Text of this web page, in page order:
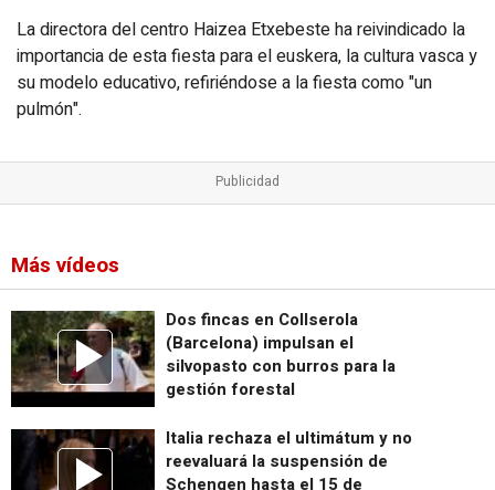
La directora del centro Haizea Etxebeste ha reivindicado la
importancia de esta fiesta para el euskera, la cultura vasca y
su modelo educativo, refiriéndose a la fiesta como "un
pulmón".
Más vídeos
Dos fincas en Collserola
(Barcelona) impulsan el
silvopasto con burros para la
gestión forestal
Italia rechaza el ultimátum y no
reevaluará la suspensión de
Schengen hasta el 15 de